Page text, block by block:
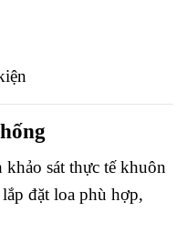
sát thực tế khuôn
đặt loa phù hợp,